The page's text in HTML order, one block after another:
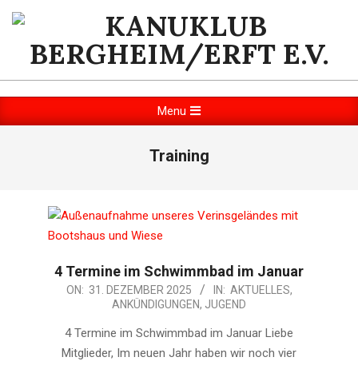
Skip
content
KANUKLUB
BERGHEIM/ERFT
E.V.
Navigation
Menu
Training
4 Termine im Schwimmbad im Januar
2025-
ON: 31. DEZEMBER 2025 IN: AKTUELLES,
ANKÜNDIGUNGEN, JUGEND
4 Termine im Schwimmbad im Januar Liebe
Mitglieder, Im neuen Jahr haben wir noch vier